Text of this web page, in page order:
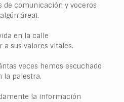
de comunicación y voceros
área).
en la calle
sus valores vitales.
veces hemos escuchado
la palestra,
la información